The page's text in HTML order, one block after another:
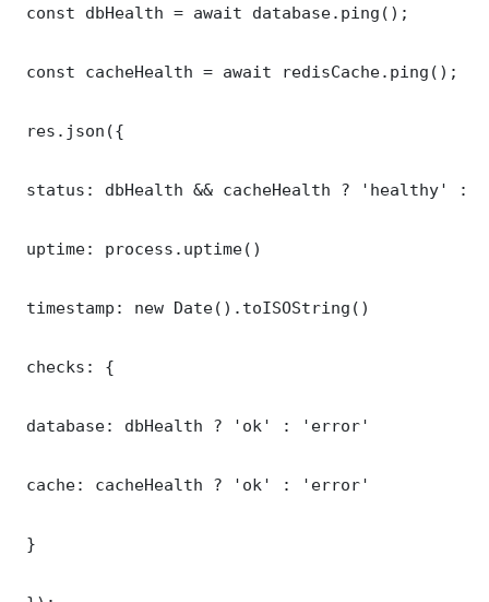
const dbHealth = await database.ping();
const cacheHealth = await redisCache.ping();
res.json({
status: dbHealth && cacheHealth ? 'healthy' :
uptime: process.uptime()
timestamp: new Date().toISOString()
checks: {
database: dbHealth ? 'ok' : 'error'
cache: cacheHealth ? 'ok' : 'error'
}